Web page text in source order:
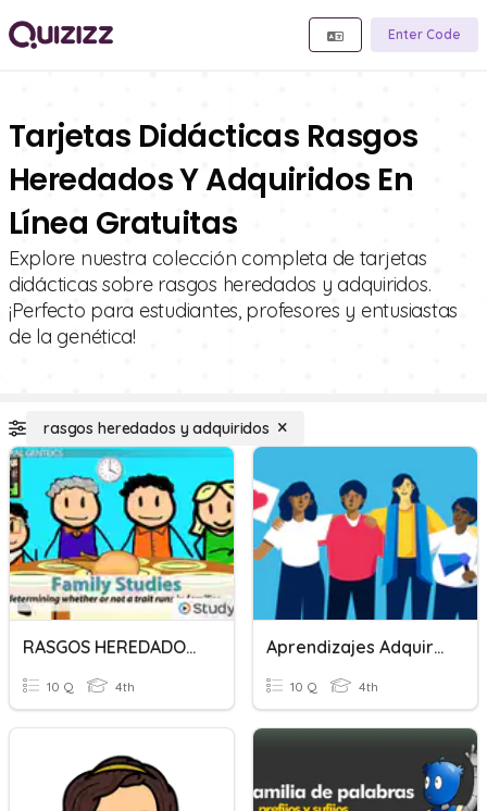
Enter Code
Tarjetas Didácticas Rasgos
Heredados Y Adquiridos En
Línea Gratuitas
Explore nuestra colección completa de tarjetas
didácticas sobre rasgos heredados y adquiridos.
¡Perfecto para estudiantes, profesores y entusiastas
de la genética!
rasgos heredados y adquiridos
RASGOS HEREDADOS Y COMPARTAMIENTOS APRENDIDOS
10 Q 4th
Aprendizajes Adquiridos
10 Q 4th